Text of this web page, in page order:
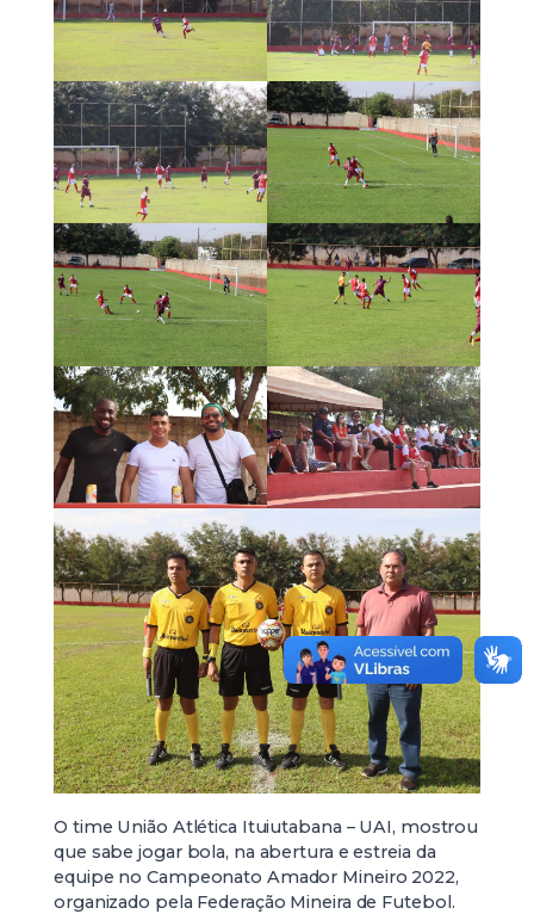
O time União Atlética Ituiutabana – UAI, mostrou
que sabe jogar bola, na abertura e estreia da
equipe no Campeonato Amador Mineiro 2022,
organizado pela Federação Mineira de Futebol.